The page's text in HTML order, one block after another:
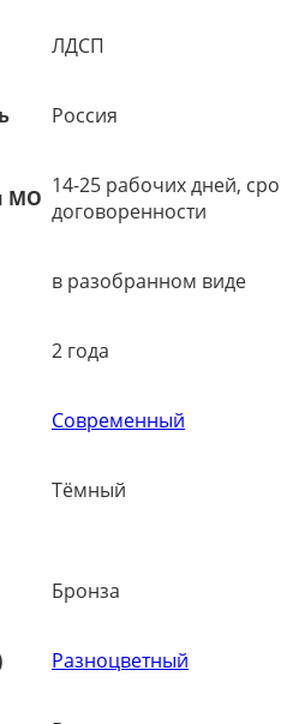
ЛДСП
Россия
МО 14-25 рабочих дней,
договоренности
в разобранном виде
2 года
Современный
Тёмный
Бронза
Разноцветный